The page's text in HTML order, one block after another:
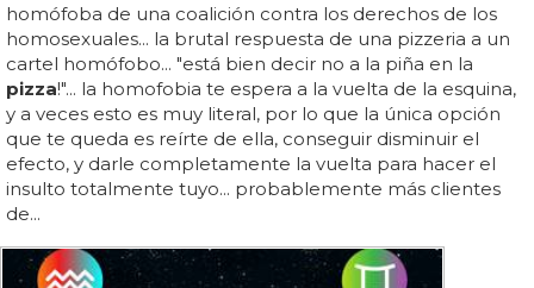
homófoba de una coalición contra los derechos de los
homosexuales... la brutal respuesta de una pizzeria a un
cartel homófobo... "está bien decir no a la piña en la
pizza!"... la homofobia te espera a la vuelta de la esquina,
y a veces esto es muy literal, por lo que la única opción
que te queda es reírte de ella, conseguir disminuir el
efecto, y darle completamente la vuelta para hacer el
insulto totalmente tuyo... probablemente más clientes
de...